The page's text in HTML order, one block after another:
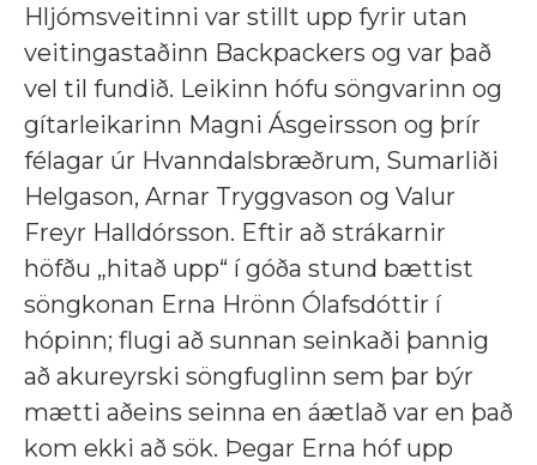
Hljómsveitinni var stillt upp fyrir utan
veitingastaðinn Backpackers og var það
vel til fundið. Leikinn hófu söngvarinn og
gítarleikarinn Magni Ásgeirsson og þrír
félagar úr Hvanndalsbræðrum, Sumarliði
Helgason, Arnar Tryggvason og Valur
Freyr Halldórsson. Eftir að strákarnir
höfðu „hitað upp“ í góða stund bættist
söngkonan Erna Hrönn Ólafsdóttir í
hópinn; flugi að sunnan seinkaði þannig
að akureyrski söngfuglinn sem þar býr
mætti aðeins seinna en áætlað var en það
kom ekki að sök. Þegar Erna hóf upp